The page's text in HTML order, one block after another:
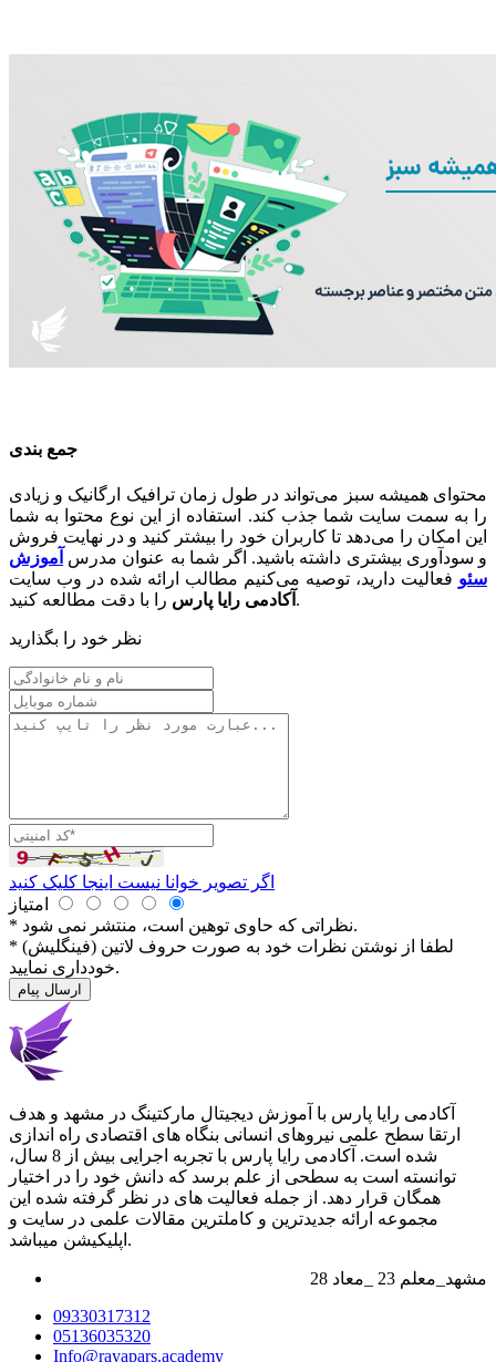
جمع بندی
محتوای همیشه سبز می‌تواند در طول زمان ترافیک ارگانیک و زیادی
را به سمت سایت شما جذب کند. استفاده از این نوع محتوا به شما
این امکان را می‌دهد تا کاربران خود را بیشتر کنید و در نهایت فروش
و سودآوری بیشتری داشته باشید. اگر شما به عنوان مدرس آموزش
سئو فعالیت دارید، توصیه می‌کنیم مطالب ارائه شده در وب سایت
آکادمی رایا پارس را با دقت مطالعه کنید.
نظر خود را بگذارید
اگر تصویر خوانا نیست اینجا کلیک کنید
امتیاز
* نظراتی كه حاوی توهین است، منتشر نمی شود.
* لطفا از نوشتن نظرات خود به صورت حروف لاتین (فینگلیش)
خودداری نمایید.
ارسال پیام
آکادمی رایا پارس با آموزش دیجیتال مارکتینگ در مشهد و هدف
ارتقا سطح علمی نیروهای انسانی بنگاه های اقتصادی راه اندازی
شده است. آکادمی رایا پارس با تجربه اجرایی بیش از 8 سال،
توانسته است به سطحی از علم برسد که دانش خود را در اختیار
همگان قرار دهد. از جمله فعالیت های در نظر گرفته شده این
مجموعه ارائه جدیدترین و کاملترین مقالات علمی در سایت و
اپلیکیشن میباشد.
28 مشهد_معلم 23 _معاد
09330317312
05136035320
Info@rayapars.academy